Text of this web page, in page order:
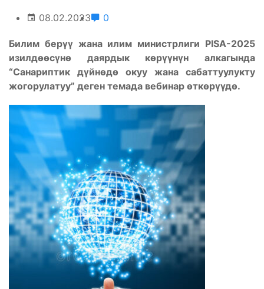
08.02.2023 0
Билим берүү жана илим министрлиги PISA-2025
изилдөөсүнө даярдык көрүүнүн алкагында
“Санариптик дүйнөдө окуу жана сабаттуулукту
жогорулатуу” деген темада вебинар өткөрүүдө.